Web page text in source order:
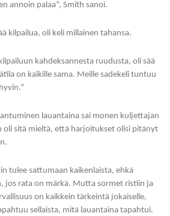
annoin palaa”, Smith sanoi.
kilpailua, oli keli millainen tahansa.
kahdeksannesta ruudusta, oli sää
on kaikille sama. Meille sadekeli tuntuu
lauantaina sai monen kuljettajan
oli sitä mieltä, että harjoitukset olisi pitänyt
tulee sattumaan kaikenlaista, ehkä
jos rata on märkä. Mutta sormet ristiin ja
on kaikkein tärkeintä jokaiselle,
sellaista, mitä lauantaina tapahtui.